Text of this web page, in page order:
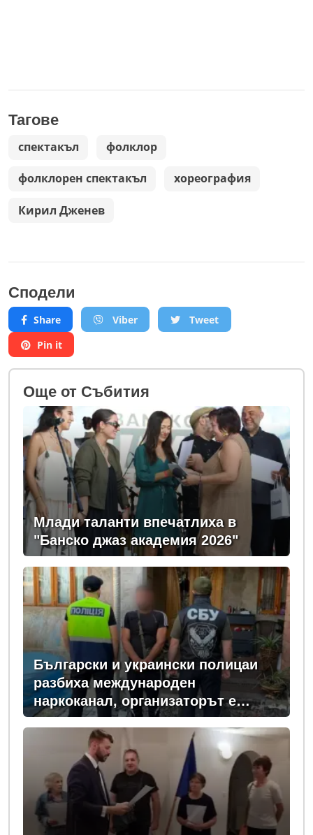
Тагове
спектакъл фолклор
фолклорен спектакъл хореография
Кирил Дженев
Сподели
Share Viber
Tweet
Pin it
Oще от Събития
Млади таланти впечатлиха в
"Банско джаз академия 2026"
Български и украински полицаи
разбиха международен
наркоканал, организаторът е
задържан у нас